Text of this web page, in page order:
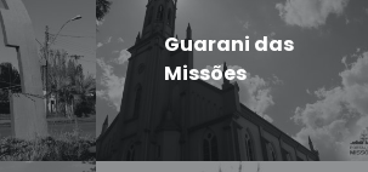
Guarani das
Missões